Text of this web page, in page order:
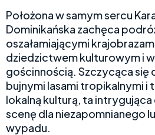
Położona w samym sercu
Dominikańska zachęca
oszałamiającymi
dziedzictwem kulturowym i
gościnnością. Szczycąca się
bujnymi lasami tropikalnymi i
lokalną kulturą, ta
scenę dla niezapomnianego
wypadu.